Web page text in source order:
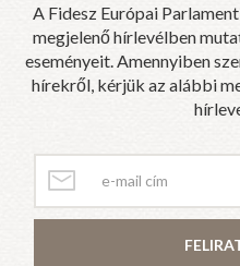
A Fidesz Európai
megjelenő hírlevélben
eseményeit. Amennyiben
hírekről, kérjük az alábbi